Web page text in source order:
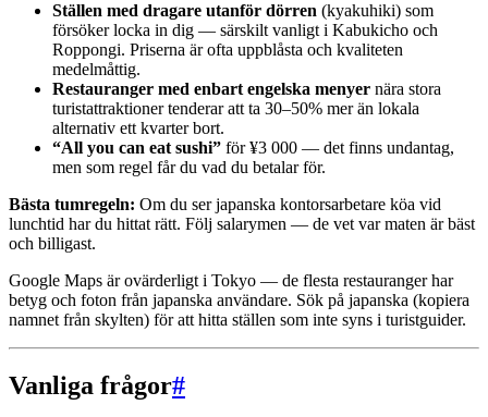
Ställen med dragare utanför dörren (kyakuhiki) som
försöker locka in dig — särskilt vanligt i Kabukicho och
Roppongi. Priserna är ofta uppblåsta och kvaliteten
medelmåttig.
Restauranger med enbart engelska menyer nära stora
turistattraktioner tenderar att ta 30–50% mer än lokala
alternativ ett kvarter bort.
“All you can eat sushi” för ¥3 000 — det finns undantag,
men som regel får du vad du betalar för.
Bästa tumregeln: Om du ser japanska kontorsarbetare köa vid
lunchtid har du hittat rätt. Följ salarymen — de vet var maten är bäst
och billigast.
Google Maps är ovärderligt i Tokyo — de flesta restauranger har
betyg och foton från japanska användare. Sök på japanska (kopiera
namnet från skylten) för att hitta ställen som inte syns i turistguider.
Vanliga frågor#